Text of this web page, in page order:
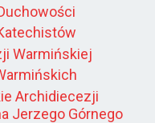
Warmińskiej
Archidiecezji
Jerzego Górnego